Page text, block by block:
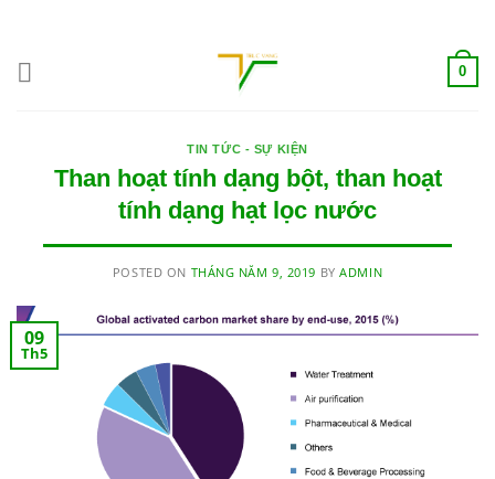
content
0
TIN TỨC - SỰ KIỆN
Than hoạt tính dạng bột, than hoạt
tính dạng hạt lọc nước
POSTED ON THÁNG NĂM 9, 2019 BYADMIN
09
Th5